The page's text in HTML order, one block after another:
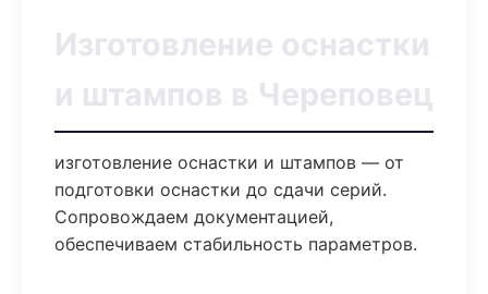
Изготовление оснастки
и штампов в Череповец
изготовление оснастки и штампов — от
подготовки оснастки до сдачи серий.
Сопровождаем документацией,
обеспечиваем стабильность параметров.